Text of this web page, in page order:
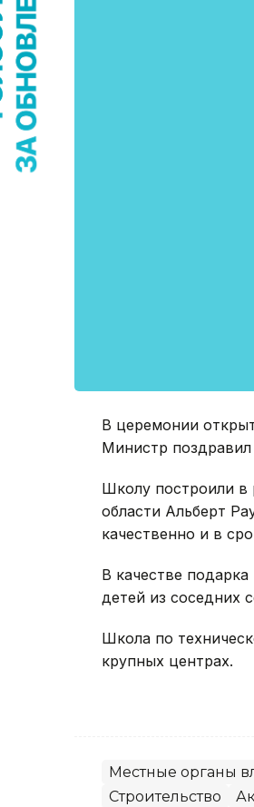
В церемонии
Министр
Школу построили в
области Альберт
качественно и в
В качестве
детей из соседних
Школа по
крупных центрах.
Местные органы
Строительство